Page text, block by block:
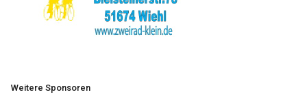
Weitere Sponsoren